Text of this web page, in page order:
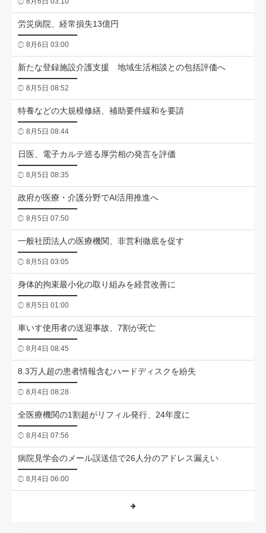
労災病院、経常損失13億円
8月6日 03:00
新たな登録施設介護支援 地域生活相談との包括評価へ
8月5日 08:52
特養などの大規模修繕、補助要件緩和を要請
8月5日 08:44
日医、電子カルテ巡る厚労相の発言を評価
8月5日 08:35
政府が医療・介護分野でAI活用推進へ
8月5日 07:50
一般社団法人の医療機関、非営利徹底を促す
8月5日 03:05
身体的拘束最小化の取り組みを経営改善に
8月5日 01:00
車いす使用者の送迎事故、7割が死亡
8月4日 08:45
8.3万人超の患者情報含むハードディスクを紛失
8月4日 08:28
全医療機関の1割超がリフィル発行、24年度に
8月4日 07:56
病院見学会のメール誤送信で26人分のアドレス漏えい
8月4日 06:00